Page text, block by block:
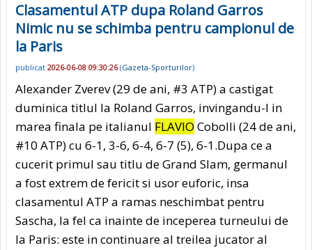
Clasamentul ATP dupa Roland Garros
Nimic nu se schimba pentru campionul de
la Paris
publicat 2026-06-08 09:30:26(Gazeta-Sporturilor)
Alexander Zverev (29 de ani, #3 ATP) a castigat
duminica titlul la Roland Garros, invingandu-l in
marea finala pe italianul FLAVIO Cobolli (24 de ani,
#10 ATP) cu 6-1, 3-6, 6-4, 6-7 (5), 6-1.Dupa ce a
cucerit primul sau titlu de Grand Slam, germanul
a fost extrem de fericit si usor euforic, insa
clasamentul ATP a ramas neschimbat pentru
Sascha, la fel ca inainte de inceperea turneului de
la Paris: este in continuare al treilea jucator al